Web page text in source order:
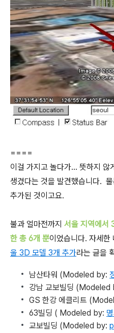
====
이걸 가지고 놀다가... 뜻하지 않
생겼다는 것을 발견했습니다.
추가된 것이고요.
불과 얼마전까지 서울 지역에서
한 총 6개 뿐이었습니다. 자세한
울 3D 모델 3개 추가라는 글을
남산타워 (Modeled by:
강남 교보빌딩 (Modeled
GS 한강 에클리트
63빌딩 ( Modeled by:
교보빌딩 (Modeled by: